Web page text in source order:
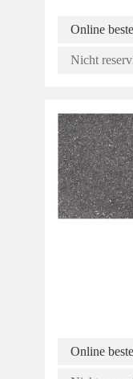
Online
Nicht
Online